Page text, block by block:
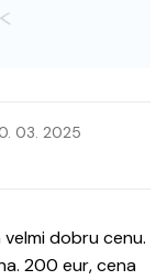
03. 2025
dobru cenu.
200 eur, cena